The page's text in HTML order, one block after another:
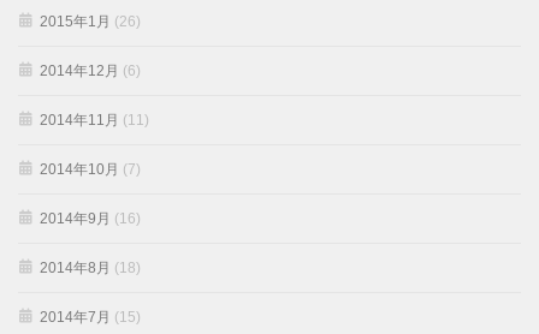
2015年1月 (26)
2014年12月 (6)
2014年11月 (11)
2014年10月 (7)
2014年9月 (16)
2014年8月 (18)
2014年7月 (15)